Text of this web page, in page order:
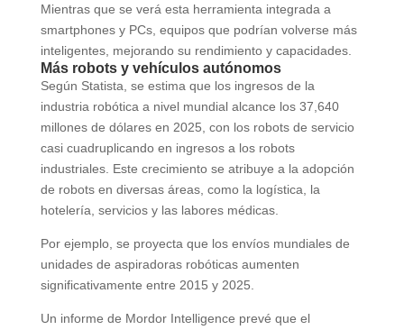
Mientras que se verá esta herramienta integrada a
smartphones y PCs, equipos que podrían volverse más
inteligentes, mejorando su rendimiento y capacidades.
Más robots y vehículos autónomos
Según Statista, se estima que los ingresos de la
industria robótica a nivel mundial alcance los 37,640
millones de dólares en 2025, con los robots de servicio
casi cuadruplicando en ingresos a los robots
industriales. Este crecimiento se atribuye a la adopción
de robots en diversas áreas, como la logística, la
hotelería, servicios y las labores médicas.
Por ejemplo, se proyecta que los envíos mundiales de
unidades de aspiradoras robóticas aumenten
significativamente entre 2015 y 2025.
Un informe de Mordor Intelligence prevé que el